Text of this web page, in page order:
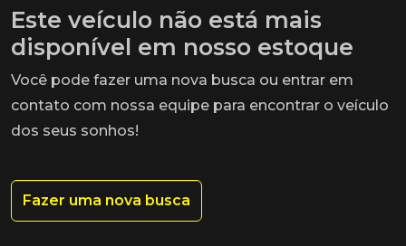
Este veículo não está mais
disponível em nosso estoque
Você pode fazer uma nova busca ou entrar em
contato com nossa equipe para encontrar o veículo
dos seus sonhos!
Fazer uma nova busca